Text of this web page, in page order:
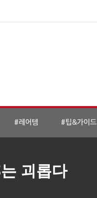
#레어템 #팁&가이드
괴롭다